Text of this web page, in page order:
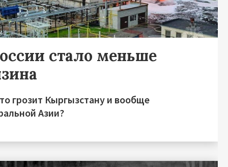
стало меньше
грозит Кыргызстану и вообще
Азии?